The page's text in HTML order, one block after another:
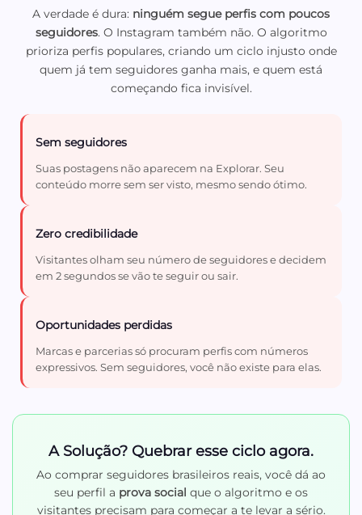
A verdade é dura: ninguém segue perfis com poucos
seguidores. O Instagram também não. O algoritmo
prioriza perfis populares, criando um ciclo injusto onde
quem já tem seguidores ganha mais, e quem está
começando fica invisível.
Sem seguidores
Suas postagens não aparecem na Explorar. Seu
conteúdo morre sem ser visto, mesmo sendo ótimo.
Zero credibilidade
Visitantes olham seu número de seguidores e decidem
em 2 segundos se vão te seguir ou sair.
Oportunidades perdidas
Marcas e parcerias só procuram perfis com números
expressivos. Sem seguidores, você não existe para elas.
A Solução? Quebrar esse ciclo agora.
Ao comprar seguidores brasileiros reais, você dá ao
seu perfil a prova social que o algoritmo e os
visitantes precisam para começar a te levar a sério.